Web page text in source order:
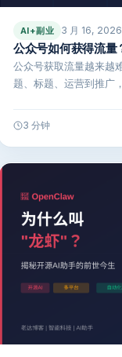
AI+副业 3 月 16, 2026
公众号如何获得流量
公众号获取流量越来越
题、标题、运营到推广
3 分钟